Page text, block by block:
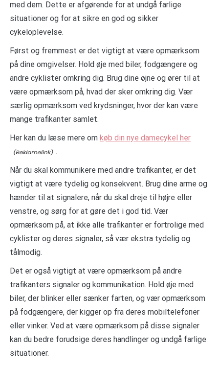
med dem. Dette er afgørende for at undgå farlige
situationer og for at sikre en god og sikker
cykeloplevelse.
Først og fremmest er det vigtigt at være opmærksom
på dine omgivelser. Hold øje med biler, fodgængere og
andre cyklister omkring dig. Brug dine øjne og ører til at
være opmærksom på, hvad der sker omkring dig. Vær
særlig opmærksom ved krydsninger, hvor der kan være
mange trafikanter samlet.
Her kan du læse mere om køb din nye damecykel her
.
Når du skal kommunikere med andre trafikanter, er det
vigtigt at være tydelig og konsekvent. Brug dine arme og
hænder til at signalere, når du skal dreje til højre eller
venstre, og sørg for at gøre det i god tid. Vær
opmærksom på, at ikke alle trafikanter er fortrolige med
cyklister og deres signaler, så vær ekstra tydelig og
tålmodig.
Det er også vigtigt at være opmærksom på andre
trafikanters signaler og kommunikation. Hold øje med
biler, der blinker eller sænker farten, og vær opmærksom
på fodgængere, der kigger op fra deres mobiltelefoner
eller vinker. Ved at være opmærksom på disse signaler
kan du bedre forudsige deres handlinger og undgå farlige
situationer.